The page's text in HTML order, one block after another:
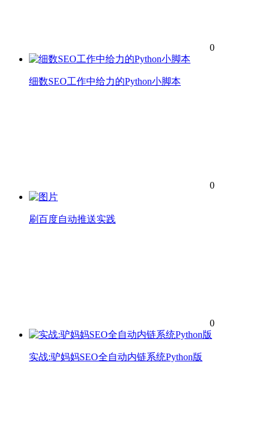
0
细数SEO工作中给力的Python小脚本
0
刷百度自动推送实践
0
实战:驴妈妈SEO全自动内链系统Python版